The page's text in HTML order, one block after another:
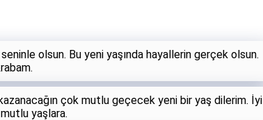
olsun. Bu yeni yaşında hayallerin gerçek olsun.
çok mutlu geçecek yeni bir yaş dilerim. İyi
yaşlara.